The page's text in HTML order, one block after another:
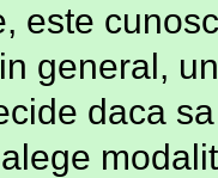
este
general,
daca